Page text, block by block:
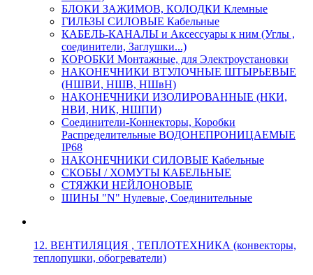
БЛОКИ ЗАЖИМОВ, КОЛОДКИ Клемные
ГИЛЬЗЫ СИЛОВЫЕ Кабельные
КАБЕЛЬ-КАНАЛЫ и Аксессуары к ним (Углы ,
соединители, Заглушки...)
КОРОБКИ Монтажные, для Электроустановки
НАКОНЕЧНИКИ ВТУЛОЧНЫЕ ШТЫРЬЕВЫЕ
(НШВИ, НШВ, НШвН)
НАКОНЕЧНИКИ ИЗОЛИРОВАННЫЕ (НКИ,
НВИ, НИК, НШПИ)
Соединители-Коннекторы, Коробки
Распределительные ВОДОНЕПРОНИЦАЕМЫЕ
IP68
НАКОНЕЧНИКИ СИЛОВЫЕ Кабельные
СКОБЫ / ХОМУТЫ КАБЕЛЬНЫЕ
СТЯЖКИ НЕЙЛОНОВЫЕ
ШИНЫ "N" Нулевые, Соединительные
12. ВЕНТИЛЯЦИЯ , ТЕПЛОТЕХНИКА (конвекторы,
теплопушки, обогреватели)